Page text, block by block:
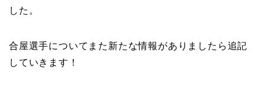
した。
合屋選手についてまた新たな情報がありましたら追記
していきます！